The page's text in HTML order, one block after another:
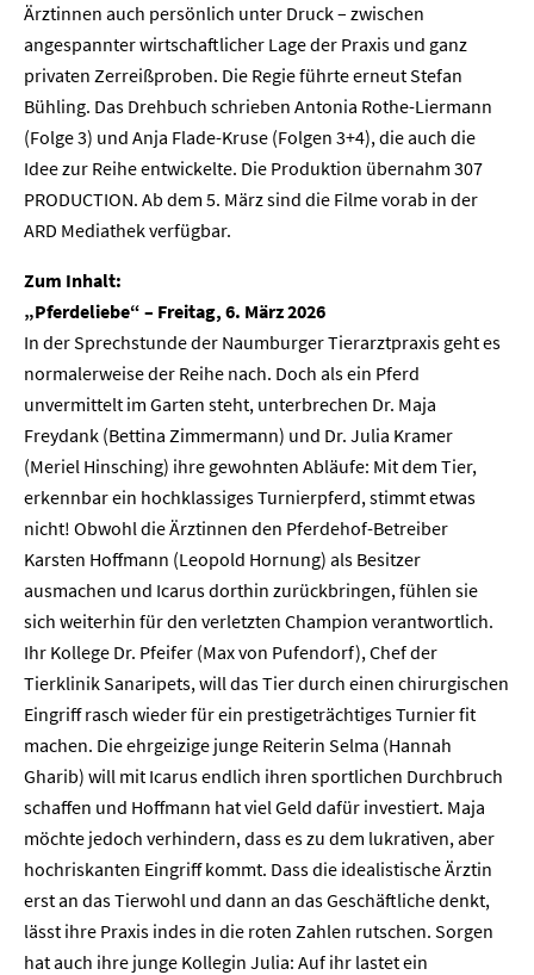
Ärztinnen auch persönlich unter Druck – zwischen
angespannter wirtschaftlicher Lage der Praxis und ganz
privaten Zerreißproben. Die Regie führte erneut Stefan
Bühling. Das Drehbuch schrieben Antonia Rothe-Liermann
(Folge 3) und Anja Flade-Kruse (Folgen 3+4), die auch die
Idee zur Reihe entwickelte. Die Produktion übernahm 307
PRODUCTION. Ab dem 5. März sind die Filme vorab in der
ARD Mediathek verfügbar.
Zum Inhalt:
„Pferdeliebe“ – Freitag, 6. März 2026
In der Sprechstunde der Naumburger Tierarztpraxis geht es
normalerweise der Reihe nach. Doch als ein Pferd
unvermittelt im Garten steht, unterbrechen Dr. Maja
Freydank (Bettina Zimmermann) und Dr. Julia Kramer
(Meriel Hinsching) ihre gewohnten Abläufe: Mit dem Tier,
erkennbar ein hochklassiges Turnierpferd, stimmt etwas
nicht! Obwohl die Ärztinnen den Pferdehof-Betreiber
Karsten Hoffmann (Leopold Hornung) als Besitzer
ausmachen und Icarus dorthin zurückbringen, fühlen sie
sich weiterhin für den verletzten Champion verantwortlich.
Ihr Kollege Dr. Pfeifer (Max von Pufendorf), Chef der
Tierklinik Sanaripets, will das Tier durch einen chirurgischen
Eingriff rasch wieder für ein prestigeträchtiges Turnier fit
machen. Die ehrgeizige junge Reiterin Selma (Hannah
Gharib) will mit Icarus endlich ihren sportlichen Durchbruch
schaffen und Hoffmann hat viel Geld dafür investiert. Maja
möchte jedoch verhindern, dass es zu dem lukrativen, aber
hochriskanten Eingriff kommt. Dass die idealistische Ärztin
erst an das Tierwohl und dann an das Geschäftliche denkt,
lässt ihre Praxis indes in die roten Zahlen rutschen. Sorgen
hat auch ihre junge Kollegin Julia: Auf ihr lastet ein